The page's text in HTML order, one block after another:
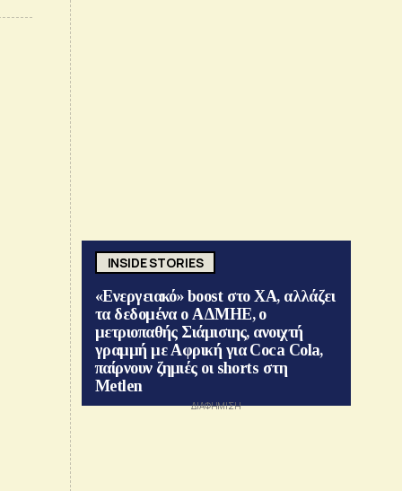
INSIDE STORIES
«Ενεργειακό» boost στο ΧΑ, αλλάζει
τα δεδομένα ο ΑΔΜΗΕ, ο
μετριοπαθής Σιάμισιης, ανοιχτή
γραμμή με Αφρική για Coca Cola,
παίρνουν ζημιές οι shorts στη
Metlen